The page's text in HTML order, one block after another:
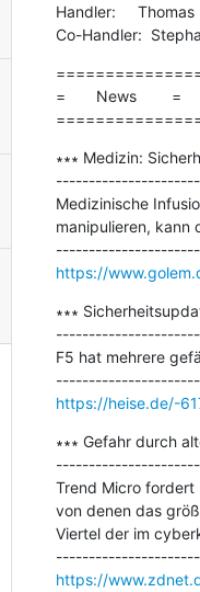
Handler:
Co-Handler:
=       News        =
∗∗∗ Medizin:
Medizinische
manipulieren, kann
https://
∗∗∗
F5 hat mehrere
https://heise.de/-
∗∗∗ Gefahr durch
Trend Micro fordert
von denen das
Viertel der im
https://